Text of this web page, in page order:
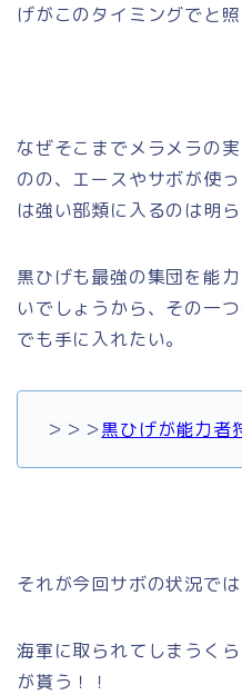
げがこのタイミングでと
なぜそこまでメラメラの
のの、エースやサボが使
は強い部類に入るのは明ら
黒ひげも最強の集団を能
いでしょうから、その一
でも手に入れたい。
＞＞＞黒ひげが能力者
それが今回サボの状況で
海軍に取られてしまうく
が貰う！！